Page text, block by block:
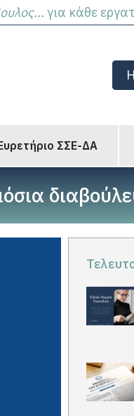
για κάθε
ΣΣΕ-ΔΑ